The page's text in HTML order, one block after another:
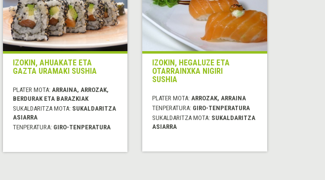
IZOKIN, AHUAKATE ETA
GAZTA URAMAKI SUSHIA
PLATER MOTA: ARRAINA, ARROZAK,
BERDURAK ETA BARAZKIAK
SUKALDARITZA MOTA: SUKALDARITZA
ASIARRA
TENPERATURA: GIRO-TENPERATURA
IZOKIN, HEGALUZE ETA
OTARRAINXKA NIGIRI
SUSHIA
PLATER MOTA:ARROZAK, ARRAINA
TENPERATURA: GIRO-TENPERATURA
SUKALDARITZA MOTA: SUKALDARITZA
ASIARRA